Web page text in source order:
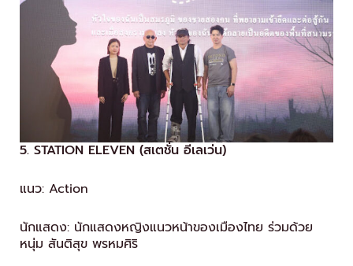
5. STATION ELEVEN (สเตชั่น อีเลเว่น)
แนว: Action
นักแสดง: นักแสดงหญิงแนวหน้าของเมืองไทย ร่วมด้วย
หนุ่ม สันติสุข พรหมศิริ